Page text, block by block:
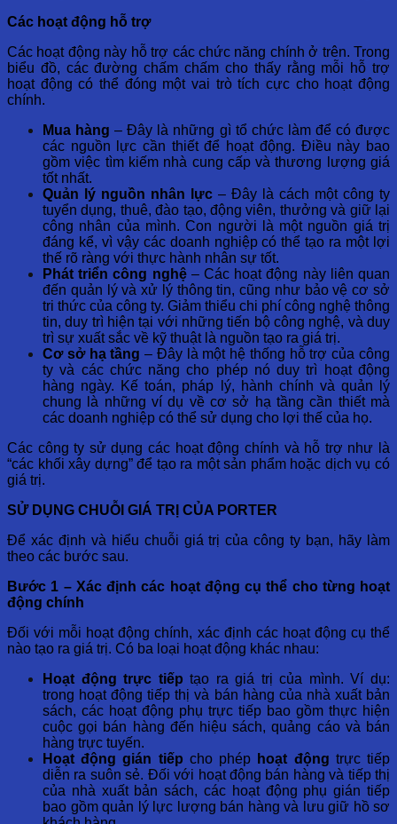
Các hoạt động hỗ trợ
Các hoạt động này hỗ trợ các chức năng chính ở trên. Trong
biểu đồ, các đường chấm chấm cho thấy rằng mỗi hỗ trợ
hoạt động có thể đóng một vai trò tích cực cho hoạt động
chính.
Mua hàng – Đây là những gì tổ chức làm để có được
các nguồn lực cần thiết để hoạt động. Điều này bao
gồm việc tìm kiếm nhà cung cấp và thương lượng giá
tốt nhất.
Quản lý nguồn nhân lực – Đây là cách một công ty
tuyển dụng, thuê, đào tạo, động viên, thưởng và giữ lại
công nhân của mình. Con người là một nguồn giá trị
đáng kể, vì vậy các doanh nghiệp có thể tạo ra một lợi
thế rõ ràng với thực hành nhân sự tốt.
Phát triển công nghệ– Các hoạt động này liên quan
đến quản lý và xử lý thông tin, cũng như bảo vệ cơ sở
tri thức của công ty. Giảm thiểu chi phí công nghệ thông
tin, duy trì hiện tại với những tiến bộ công nghệ, và duy
trì sự xuất sắc về kỹ thuật là nguồn tạo ra giá trị.
Cơ sở hạ tầng – Đây là một hệ thống hỗ trợ của công
ty và các chức năng cho phép nó duy trì hoạt động
hàng ngày. Kế toán, pháp lý, hành chính và quản lý
chung là những ví dụ về cơ sở hạ tầng cần thiết mà
các doanh nghiệp có thể sử dụng cho lợi thế của họ.
Các công ty sử dụng các hoạt động chính và hỗ trợ như là
“các khối xây dựng” để tạo ra một sản phẩm hoặc dịch vụ có
giá trị.
SỬ DỤNG CHUỖI GIÁ TRỊ CỦA PORTER
Để xác định và hiểu chuỗi giá trị của công ty bạn, hãy làm
theo các bước sau.
Bước 1 – Xác định các hoạt động cụ thể cho từng hoạt
động chính
Đối với mỗi hoạt động chính, xác định các hoạt động cụ thể
nào tạo ra giá trị. Có ba loại hoạt động khác nhau:
Hoạt động trực tiếp tạo ra giá trị của mình. Ví dụ:
trong hoạt động tiếp thị và bán hàng của nhà xuất bản
sách, các hoạt động phụ trực tiếp bao gồm thực hiện
cuộc gọi bán hàng đến hiệu sách, quảng cáo và bán
hàng trực tuyến.
Hoạt động gián tiếp cho phép hoạt động trực tiếp
diễn ra suôn sẻ. Đối với hoạt động bán hàng và tiếp thị
của nhà xuất bản sách, các hoạt động phụ gián tiếp
bao gồm quản lý lực lượng bán hàng và lưu giữ hồ sơ